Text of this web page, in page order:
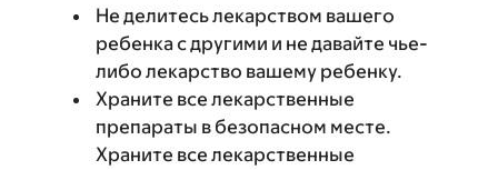
Не делитесь лекарством вашего
ребенка с другими и не давайте чье-
либо лекарство вашему ребенку.
Храните все лекарственные
препараты в безопасном месте.
Храните все лекарственные